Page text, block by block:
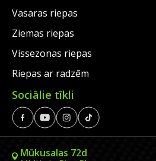
Vasaras riepas
Ziemas riepas
Vissezonas riepas
Riepas ar radzēm
Sociālie tīkli
Mūkusalas 72d